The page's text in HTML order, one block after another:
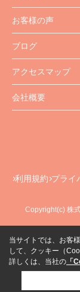
お客様の声
ブログ
アクセスマップ
会社概要
利用規約 プライ
Copyright(c) 株
当サイトでは、お客
して、クッキー（
詳しくは、当社の 「